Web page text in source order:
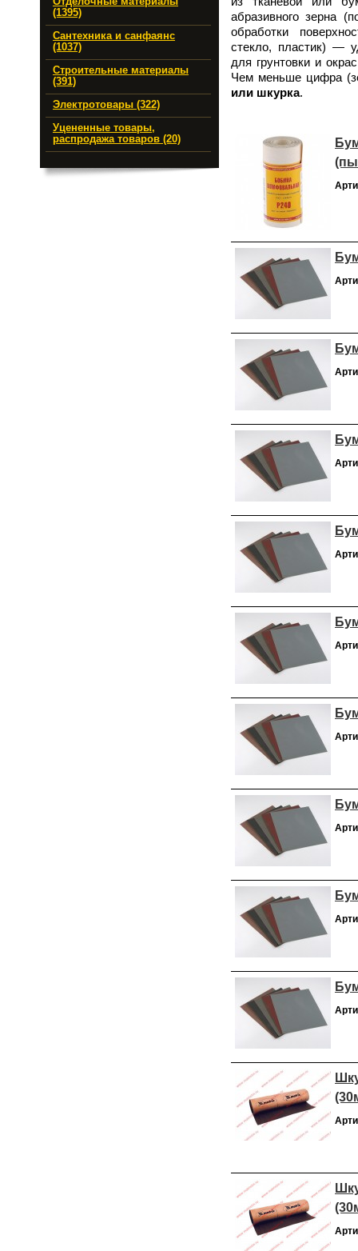
(1395)
Сантехника и санфаянс
(1037)
Строительные материалы
(391)
Электротовары (322)
Уцененные товары,
распродажа товаров (20)
абразивного зерна
обработки
стекло, пластик) —
для грунтовки и
Чем меньше цифра
или шкурка.